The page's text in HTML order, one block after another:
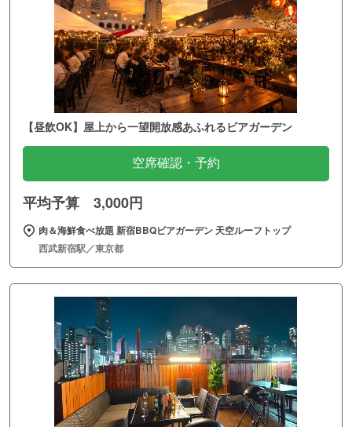
【昼飲OK】屋上から一望開放感あふれるビアガーデン
空席確認・予約
平均予算 3,000円
肉＆海鮮食べ放題 新宿BBQビアガーデン 天空ルーフトップ
西武新宿駅／東京都